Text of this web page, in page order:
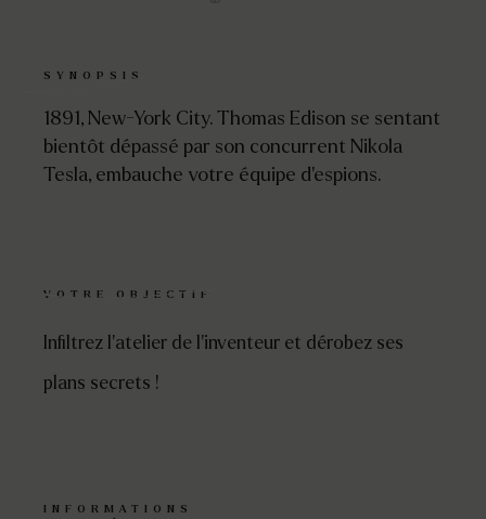
SYNOPSIS
1891, New-York City. Thomas Edison se sentant
bientôt dépassé par son concurrent Nikola
Tesla, embauche votre équipe d’espions.
VOTRE OBJECTIF
Infiltrez l’atelier de l’inventeur et dérobez ses
plans secrets !
INFORMATIONS